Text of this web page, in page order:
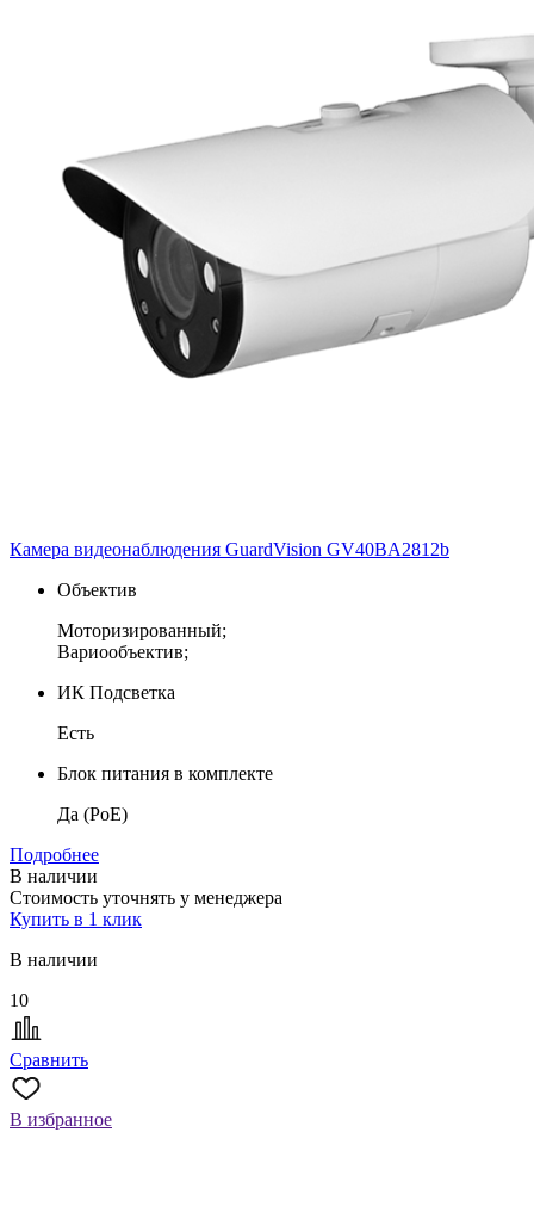
Камера видеонаблюдения GuardVision GV40BA2812b
Объектив
Моторизированный;
Вариообъектив;
ИК Подсветка
Есть
Блок питания в комплекте
Да (PoE)
Подробнее
В наличии
Стоимость уточнять у менеджера
Купить в 1 клик
В наличии
10
Сравнить
В избранное